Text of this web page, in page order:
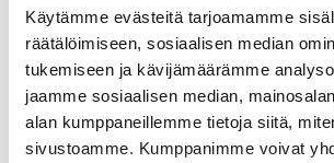
Käytämme evästeitä tarjoamamme
räätälöimiseen, sosiaalisen median
tukemiseen ja kävijämäärämme
jaamme sosiaalisen median,
alan kumppaneillemme tietoja siitä,
sivustoamme. Kumppanimme voivat
Huvudbommens typ
Transporthastighet
Transportvikt 72t